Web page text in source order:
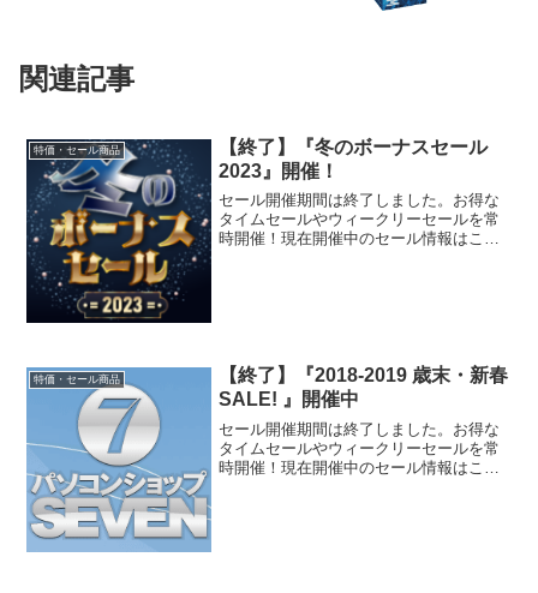
関連記事
特価・セール商品
【終了】『冬のボーナスセール
2023』開催！
セール開催期間は終了しました。お得な
タイムセールやウィークリーセールを常
時開催！現在開催中のセール情報はこち
特価・セール商品
【終了】『2018-2019 歳末・新春
SALE! 』開催中
セール開催期間は終了しました。お得な
タイムセールやウィークリーセールを常
時開催！現在開催中のセール情報はこち